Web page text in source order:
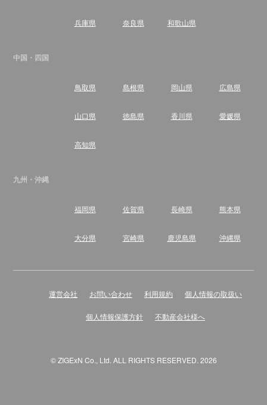
兵庫県 奈良県 和歌山県
中国・四国
鳥取県 島根県 岡山県 広島県
山口県 徳島県 香川県 愛媛県
高知県
九州・沖縄
福岡県 佐賀県 長崎県 熊本県
大分県 宮崎県 鹿児島県 沖縄県
運営会社 お問い合わせ 利用規約 個人情報の取扱い
個人情報保護方針 不動産会社様へ
© ZIGExN Co., Ltd. ALL RIGHTS RESERVED. 2026